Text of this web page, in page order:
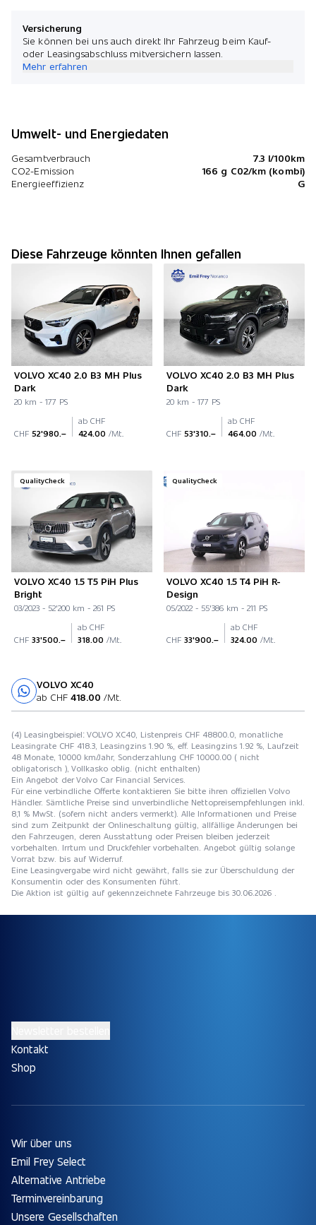
Versicherung
Sie können bei uns auch direkt Ihr Fahrzeug beim Kauf-
oder Leasingsabschluss mitversichern lassen.
Mehr erfahren
Umwelt- und Energiedaten
Gesamtverbrauch
7.3 l/100km
CO2-Emission
166 g C02/km (kombi)
Energieeffizienz
G
Diese Fahrzeuge könnten Ihnen gefallen
VOLVO XC40 2.0 B3 MH Plus
Dark
20 km - 177 PS
CHF 52'980.–
ab CHF
424.00 /Mt.
VOLVO XC40 2.0 B3 MH Plus
Dark
20 km - 177 PS
CHF 53'310.–
ab CHF
464.00 /Mt.
QualityCheck
VOLVO XC40 1.5 T5 PiH Plus
Bright
03/2023 - 52'200 km - 261 PS
CHF 33'500.–
ab CHF
318.00 /Mt.
QualityCheck
VOLVO XC40 1.5 T4 PiH R-
Design
05/2022 - 55'386 km - 211 PS
CHF 33'900.–
ab CHF
324.00 /Mt.
VOLVO XC40
ab CHF 418.00 /Mt.
(4) Leasingbeispiel: VOLVO XC40, Listenpreis CHF 48800.0, monatliche
Leasingrate CHF 418.3, Leasingzins 1.90 %, eff. Leasingzins 1.92 %, Laufzeit
48 Monate, 10000 km/Jahr, Sonderzahlung CHF 10000.00 ( nicht
obligatorisch ), Vollkasko oblig. (nicht enthalten)
Ein Angebot der Volvo Car Financial Services.
Für eine verbindliche Offerte kontaktieren Sie bitte ihren offiziellen Volvo
Händler. Sämtliche Preise sind unverbindliche Nettopreisempfehlungen inkl.
8,1 % MwSt. (sofern nicht anders vermerkt). Alle Informationen und Preise
sind zum Zeitpunkt der Onlineschaltung gültig, allfällige Änderungen bei
den Fahrzeugen, deren Ausstattung oder Preisen bleiben jederzeit
vorbehalten. Irrtum und Druckfehler vorbehalten. Angebot gültig solange
Vorrat bzw. bis auf Widerruf.
Eine Leasingvergabe wird nicht gewährt, falls sie zur Überschuldung der
Konsumentin oder des Konsumenten führt.
Die Aktion ist gültig auf gekennzeichnete Fahrzeuge bis 30.06.2026 .
Kontakt
Shop
Wir über uns
Emil Frey Select
Alternative Antriebe
Terminvereinbarung
Unsere Gesellschaften